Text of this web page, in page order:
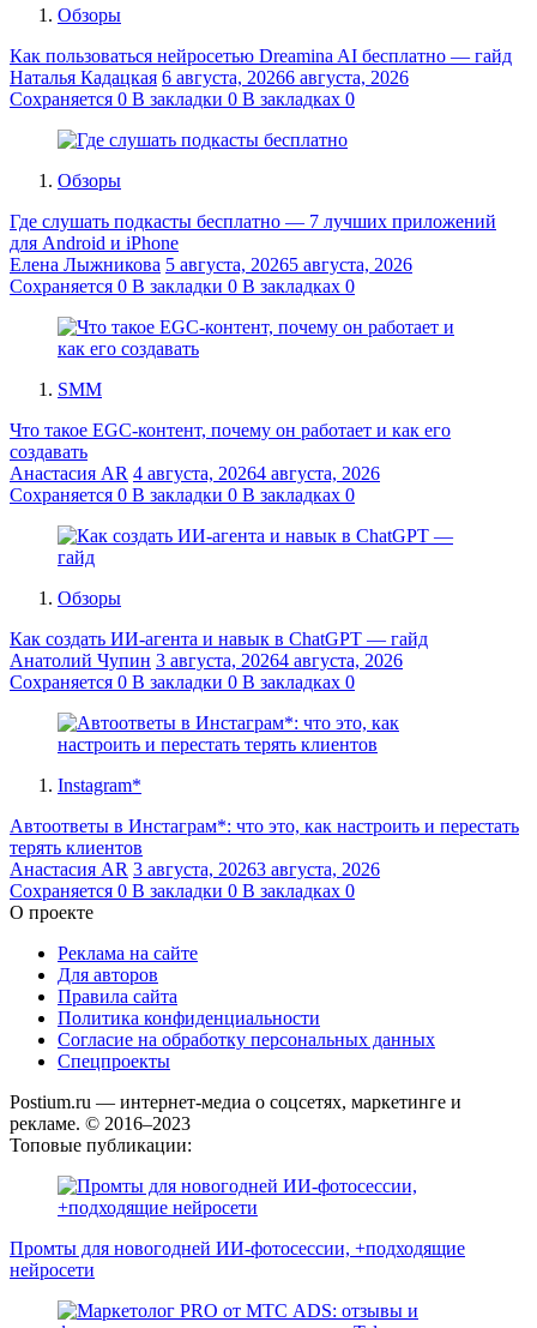
Обзоры
Как пользоваться нейросетью Dreamina AI бесплатно — гайд
Наталья Кадацкая 6 августа, 20266 августа, 2026
Сохраняется 0 В закладки 0 В закладках 0
Обзоры
Где слушать подкасты бесплатно — 7 лучших приложений
для Android и iPhone
Елена Лыжникова 5 августа, 20265 августа, 2026
Сохраняется 0 В закладки 0 В закладках 0
SMM
Что такое EGC-контент, почему он работает и как его
создавать
Анастасия AR 4 августа, 20264 августа, 2026
Сохраняется 0 В закладки 0 В закладках 0
Обзоры
Как создать ИИ-агента и навык в ChatGPT — гайд
Анатолий Чупин 3 августа, 20264 августа, 2026
Сохраняется 0 В закладки 0 В закладках 0
Instagram*
Автоответы в Инстаграм*: что это, как настроить и перестать
терять клиентов
Анастасия AR 3 августа, 20263 августа, 2026
Сохраняется 0 В закладки 0 В закладках 0
О проекте
Реклама на сайте
Для авторов
Правила сайта
Политика конфиденциальности
Согласие на обработку персональных данных
Спецпроекты
Postium.ru — интернет-медиа о соцсетях, маркетинге и
рекламе. © 2016–2023
Топовые публикации:
Промты для новогодней ИИ-фотосессии, +подходящие
нейросети